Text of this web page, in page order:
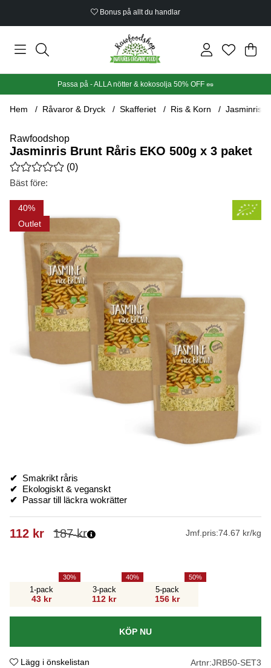
Bonus på allt du handlar
Din
.
Passa på - ALLA nötter & kokosolja 50% OFF 🥜
Hem Råvaror & Dryck Skafferiet Ris & Korn Jasminris
Rawfoodshop
Jasminris Brunt Råris EKO 500g x 3 paket
Medelbetyg 0 av 5 Antal betyg 0
(0)
Bäst före:
40
Outlet
Produktbilder Jasminris Brunt Råris EKO 500g x 3 paket
✔ Smakrikt råris
✔
Ekologiskt & veganskt
✔
Passar till läckra wokrätter
187kr
112 kr Jmf.pris:74.67 kr/kg
1-pack
43 kr
30
3-pack
112 kr
40
5-pack
156 kr
50
KÖP NU
Lägg i önskelistan Artnr:JRB50-SET3